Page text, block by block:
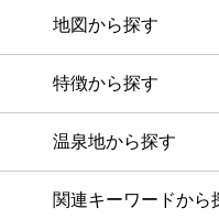
地図から探す
特徴から探す
温泉地から探す
関連キーワードから